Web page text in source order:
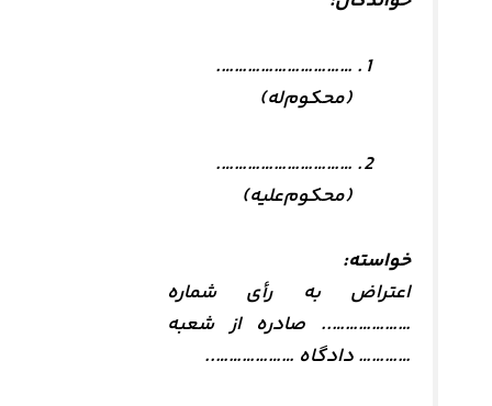
………………………….
(محکوم‌له)
………………………….
(محکوم‌علیه)
خواسته:
اعتراض به رأی شماره
……………….. صادره از شعبه
………… دادگاه ………………..